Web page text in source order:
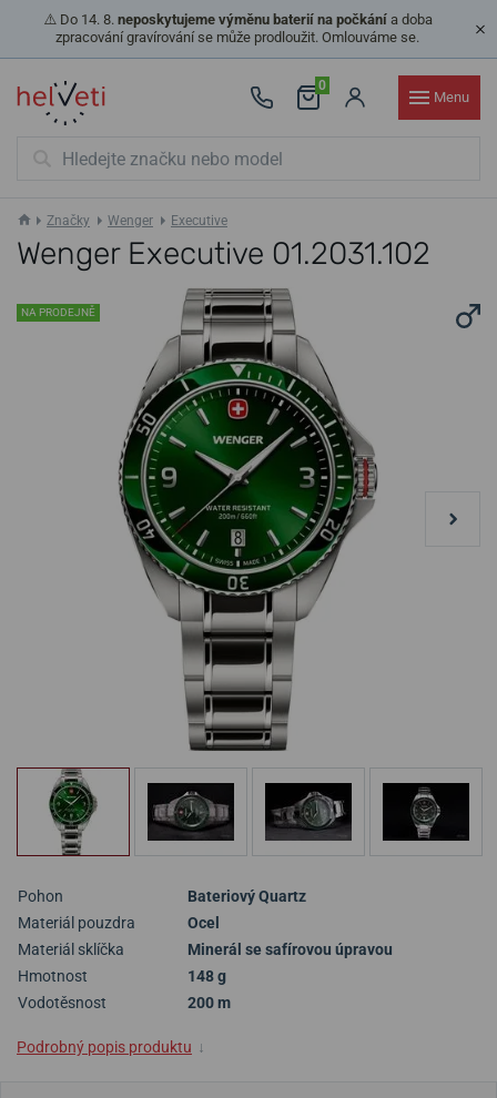
⚠️ Do 14. 8. neposkytujeme výměnu baterií na počkánía doba
zpracování gravírování se může prodloužit. Omlouváme se.
0
Menu
Značky Wenger Executive
Wenger Executive 01.2031.102
NA PRODEJNĚ
Pohon
Bateriový Quartz
Materiál pouzdra
Ocel
Materiál sklíčka
Minerál se safírovou úpravou
Hmotnost
148 g
Vodotěsnost
200 m
Podrobný popis produktu ↓